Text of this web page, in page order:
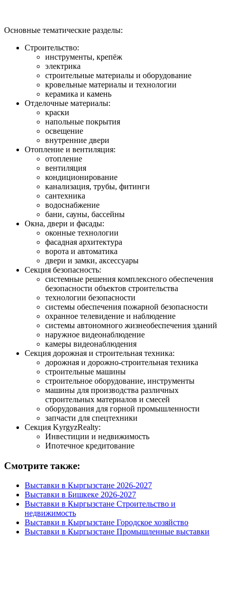
Основные тематические разделы:
Строительство:
инструменты, крепёж
электрика
строительные материалы и оборудование
кровельные материалы и технологии
керамика и камень
Отделочные материалы:
краски
напольные покрытия
освещение
внутренние двери
Отопление и вентиляция:
отопление
вентиляция
кондиционирование
канализация, трубы, фитинги
сантехника
водоснабжение
бани, сауны, бассейны
Окна, двери и фасады:
оконные технологии
фасадная архитектура
ворота и автоматика
двери и замки, аксессуары
Секция безопасность:
системные решения комплексного обеспечения
безопасности объектов строительства
технологии безопасности
системы обеспечения пожарной безопасности
охранное телевидение и наблюдение
системы автономного жизнеобеспечения зданий
наружное видеонаблюдение
камеры видеонаблюдения
Секция дорожная и строительная техника:
дорожная и дорожно-строительная техника
строительные машины
строительное оборудование, инструменты
машины для производства различных
строительных материалов и смесей
оборудования для горной промышленности
запчасти для спецтехники
Секция KyrgyzRealty:
Инвестиции и недвижимость
Ипотечное кредитование
Смотрите также:
Выставки в Кыргызстане 2026-2027
Выставки в Бишкеке 2026-2027
Выставки в Кыргызстане Строительство и
недвижимость
Выставки в Кыргызстане Городское хозяйство
Выставки в Кыргызстане Промышленные выставки